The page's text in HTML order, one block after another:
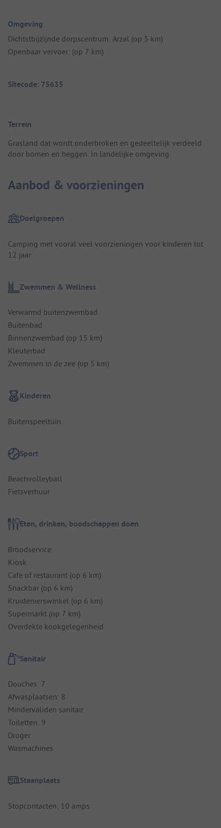
Omgeving
Dichtstbijzijnde dorpscentrum: Arzal (op 5 km)
Openbaar vervoer: (op 7 km)
Sitecode: 75635
Terrein
Grasland dat wordt onderbroken en gedeeltelijk verdeeld
door bomen en heggen. In landelijke omgeving.
Aanbod & voorzieningen
Doelgroepen
Camping met vooral veel voorzieningen voor kinderen tot
12 jaar
Zwemmen & Wellness
Verwarmd buitenzwembad
Buitenbad
Binnenzwembad (op 15 km)
Kleuterbad
Zwemmen in de zee (op 5 km)
Kinderen
Buitenspeeltuin
Sport
Beachvolleyball
Fietsverhuur
Eten, drinken, boodschappen doen
Broodservice
Kiosk
Cafe of restaurant (op 6 km)
Snackbar (op 6 km)
Kruidenierswinkel (op 6 km)
Supermarkt (op 7 km)
Overdekte kookgelegenheid
Sanitair
Douches: 7
Afwasplaatsen: 8
Mindervaliden sanitair
Toiletten: 9
Droger
Wasmachines
Staanplaats
Stopcontacten: 10 amps